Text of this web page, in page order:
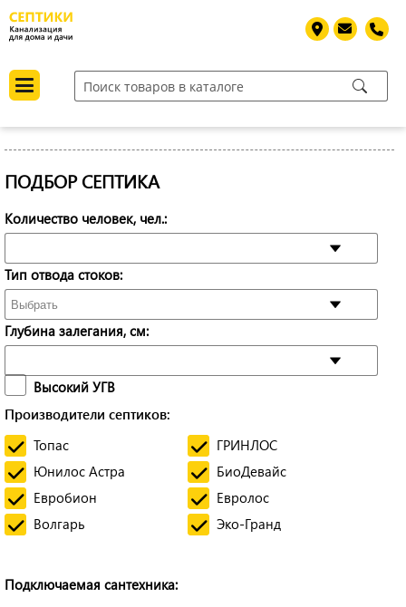
ПОДБОР СЕПТИКА
Количество человек, чел.:
Тип отвода стоков:
Глубина залегания, см:
Высокий УГВ
Производители септиков:
Топас
ГРИНЛОС
Юнилос Астра
БиоДевайс
Евробион
Евролос
Волгарь
Эко-Гранд
Подключаемая сантехника: